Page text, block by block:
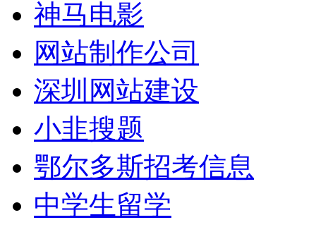
神马电影
网站制作公司
深圳网站建设
小韭搜题
鄂尔多斯招考信息
中学生留学